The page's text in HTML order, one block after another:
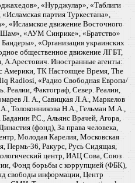
«Нурджулар», «Таблиги
партия Туркестана»,
«Исламское движение Восточного
«АУМ Синрике», «Братство»
«Организация украинских
общественное движение ЛГБТ,
Иностранные агенты:
Америки, ТК Настоящее Время, The
Radiosi, «Радио Свободная Европа/
Реалии, Фактограф, Север. Реалии,
Л. А., Савицкая Л.А., Маркелов
Толоконникова Н.А., Гельман М.А.,
Р.С., Альянс Врачей, Агора,
(фонд), За права человека,
Молодая Карелия, Московская
Пермь-36, Ракурс, Русь Сидящая,
центр, ИАЦ Сова, Союз
Фонд борьбы с коррупцией (ФБК),
свободы информации, Центр